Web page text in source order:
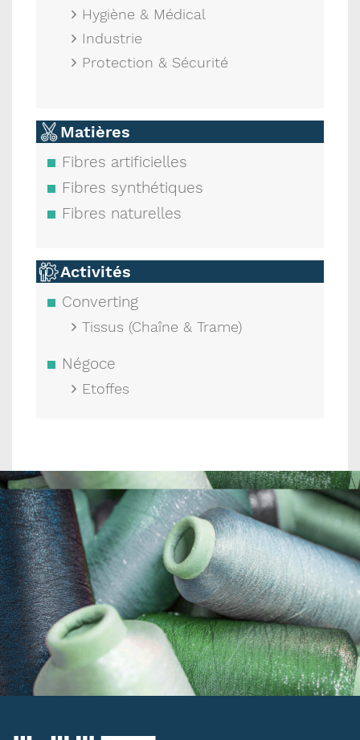
Hygiène & Médical
Industrie
Protection & Sécurité
Matières
Fibres artificielles
Fibres synthétiques
Fibres naturelles
Activités
Converting
Tissus (Chaîne & Trame)
Négoce
Etoffes